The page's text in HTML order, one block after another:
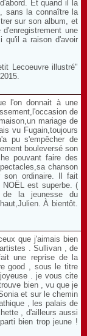
Et quand il la
sans la connaître la
sur son album, et
une
qu'il a raison d'avoir
Lecoeuvre illustré"
l'on donnait à une
de
mariage de
vu Fugain,toujours
pu s'empêcher de
bouleversé son
pouvant faire des
chanson
son ordinaire. Il fait
est superbe. (
de la jeunesse du
À bientôt.
que j'aimais bien
. Sullivan , de
une reprise de la
good , sous le titre
. je vous cite
bien , vu que je
et sur le chemin
, les palais de
, d'ailleurs aussi
bien trop jeune !